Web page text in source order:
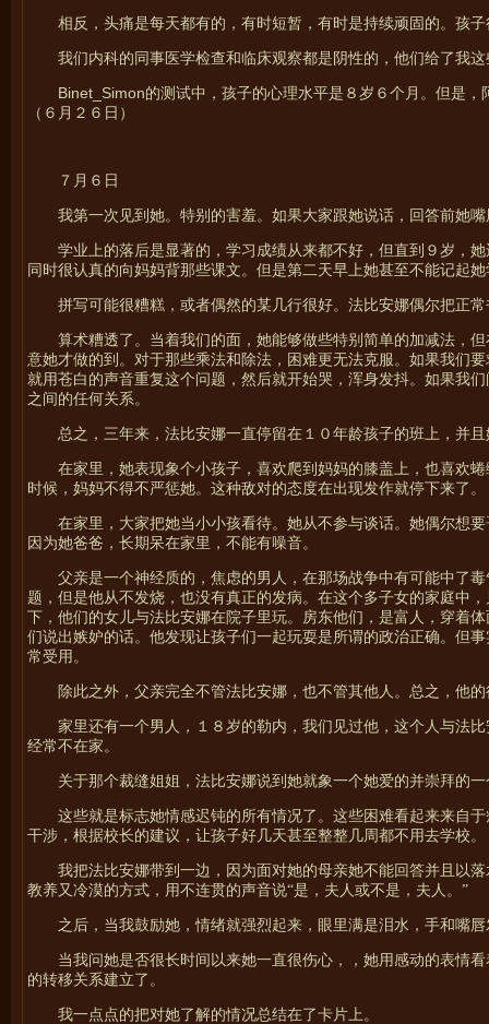
相反，头痛是每天都有的，有时短暂，有时是持续顽固的。孩
我们内科的同事医学检查和临床观察都是阴性的，他们给了我
Binet_Simon的测试中，孩子的心理水平是８岁６个月。但是
（６月２６日）
７月６日
我第一次见到她。特别的害羞。如果大家跟她说话，回答前她
学业上的落后是显著的，学习成绩从来都不好，但直到９岁，
同时很认真的向妈妈背那些课文。但是第二天早上她甚至不能记起
拼写可能很糟糕，或者偶然的某几行很好。法比安娜偶尔把正
算术糟透了。当着我们的面，她能够做些特别简单的加减法，
意她才做的到。对于那些乘法和除法，困难更无法克服。如果我们
就用苍白的声音重复这个问题，然后就开始哭，浑身发抖。如果我
之间的任何关系。
总之，三年来，法比安娜一直停留在１０年龄孩子的班上，并
在家里，她表现象个小孩子，喜欢爬到妈妈的膝盖上，也喜欢
时候，妈妈不得不严惩她。这种敌对的态度在出现发作就停下来了。
在家里，大家把她当小小孩看待。她从不参与谈话。她偶尔想
因为她爸爸，长期呆在家里，不能有噪音。
父亲是一个神经质的，焦虑的男人，在那场战争中有可能中了
题，但是他从不发烧，也没有真正的发病。在这个多子女的家庭中
下，他们的女儿与法比安娜在院子里玩。房东他们，是富人，穿着
们说出嫉妒的话。他发现让孩子们一起玩耍是所谓的政治正确。但
常受用。
除此之外，父亲完全不管法比安娜，也不管其他人。总之，他
家里还有一个男人，１８岁的勒内，我们见过他，这个人与法
经常不在家。
关于那个裁缝姐姐，法比安娜说到她就象一个她爱的并崇拜的
这些就是标志她情感迟钝的所有情况了。这些困难看起来来自
干涉，根据校长的建议，让孩子好几天甚至整整几周都不用去学校。
我把法比安娜带到一边，因为面对她的母亲她不能回答并且以
教养又冷漠的方式，用不连贯的声音说“是，夫人或不是，夫人。”
之后，当我鼓励她，情绪就强烈起来，眼里满是泪水，手和嘴
当我问她是否很长时间以来她一直很伤心，，她用感动的表情
的转移关系建立了。
我一点点的把对她了解的情况总结在了卡片上。